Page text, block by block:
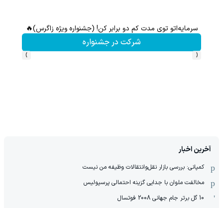
سرمایه‌اتو توی مدت کم دو برابر کن! (جشنواره ویژه زاگرس)🔥
شرکت در جشنواره
‹
›
آخرین اخبار
کمپانی: بررسی بازار نقل‌وانتقالات وظیفه من نیست
مخالفت ملوان با جدایی گزینه احتمالی پرسپولیس
10 گل برتر جام جهانی 2008 فوتسال